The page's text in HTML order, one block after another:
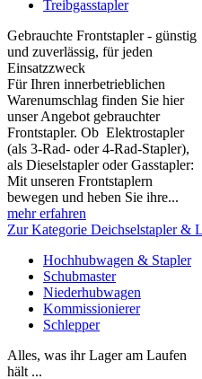
Treibgasstapler
Gebrauchte Frontstapler - günstig
und zuverlässig, für jeden
Einsatzzweck
Für Ihren innerbetrieblichen
Warenumschlag finden Sie hier
unser Angebot gebrauchter
Frontstapler. Ob Elektrostapler
(als 3-Rad- oder 4-Rad-Stapler),
als Dieselstapler oder Gasstapler:
Mit unseren Frontstaplern
bewegen und heben Sie ihre...
mehr erfahren
Zur Kategorie Deichselstapler &
Hochhubwagen & Stapler
Schubmaster
Niederhubwagen
Kommissionierer
Schlepper
Alles, was ihr Lager am Laufen
hält ...